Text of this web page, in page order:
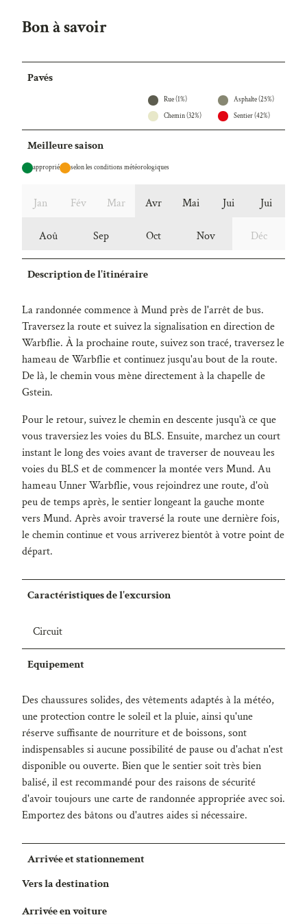
Bon à savoir
Pavés
Rue (1%)
Asphalte (25%)
Chemin (32%)
Sentier (42%)
Meilleure saison
approprié selon les conditions météorologiques
Jan Fév Mar Avr Mai Jui Jui
Aoû Sep Oct Nov Déc
Description de l'itinéraire
La randonnée commence à Mund près de l'arrêt de bus.
Traversez la route et suivez la signalisation en direction de
Warbflie. À la prochaine route, suivez son tracé, traversez le
hameau de Warbflie et continuez jusqu'au bout de la route.
De là, le chemin vous mène directement à la chapelle de
Gstein.
Pour le retour, suivez le chemin en descente jusqu'à ce que
vous traversiez les voies du BLS. Ensuite, marchez un court
instant le long des voies avant de traverser de nouveau les
voies du BLS et de commencer la montée vers Mund. Au
hameau Unner Warbflie, vous rejoindrez une route, d'où
peu de temps après, le sentier longeant la gauche monte
vers Mund. Après avoir traversé la route une dernière fois,
le chemin continue et vous arriverez bientôt à votre point de
départ.
Caractéristiques de l'excursion
Circuit
Equipement
Des chaussures solides, des vêtements adaptés à la météo,
une protection contre le soleil et la pluie, ainsi qu'une
réserve suffisante de nourriture et de boissons, sont
indispensables si aucune possibilité de pause ou d'achat n'est
disponible ou ouverte. Bien que le sentier soit très bien
balisé, il est recommandé pour des raisons de sécurité
d'avoir toujours une carte de randonnée appropriée avec soi.
Emportez des bâtons ou d'autres aides si nécessaire.
Arrivée et stationnement
Vers la destination
Arrivée en voiture